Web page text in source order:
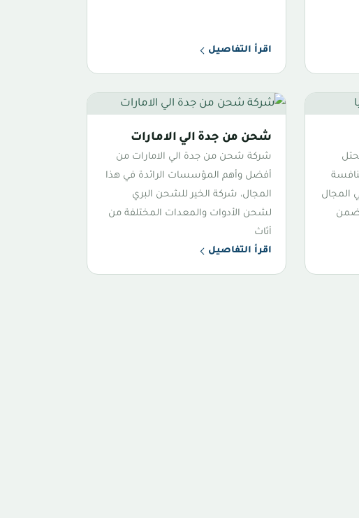
اقرأ التفاصيل
المجال
تضمن
شحن من جدة الي الامارات
شركة شحن من جدة الي الامارات من
أفضل وأهم المؤسسات الرائدة في هذا
المجال، شركة الخير للشحن البري
لشحن الأدوات والمعدات المختلفة من
أثاث
اقرأ التفاصيل